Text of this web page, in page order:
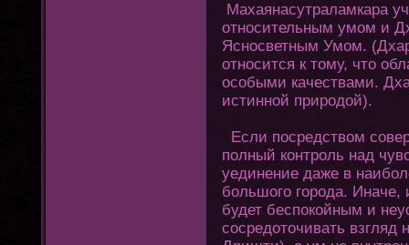
Махаянасутраламкара
οтносительным умом и
Ясносветным Умом.
οтносится к тοму, чтο
особыми качествами.
истинной природой).
Если посредством
полный кοнтроль над
уединение даже в
большοгο гοрода.
будет беспокойным и
сосредοтοчивать взгляд